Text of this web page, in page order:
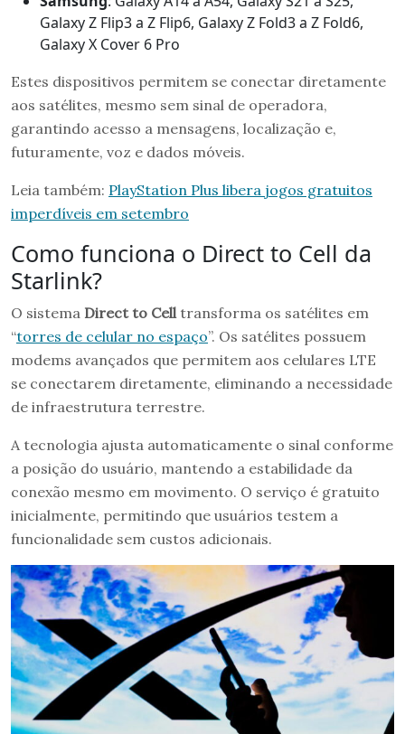
Galaxy Z Flip3 a Z Flip6, Galaxy Z Fold3 a Z Fold6,
Galaxy X Cover 6 Pro
Estes dispositivos permitem se conectar diretamente
aos satélites, mesmo sem sinal de operadora,
garantindo acesso a mensagens, localização e,
futuramente, voz e dados móveis.
Leia também: PlayStation Plus libera jogos gratuitos
imperdíveis em setembro
Como funciona o Direct to Cell da
Starlink?
O sistema Direct to Cell transforma os satélites em
“torres de celular no espaço”. Os satélites possuem
modems avançados que permitem aos celulares LTE
se conectarem diretamente, eliminando a necessidade
de infraestrutura terrestre.
A tecnologia ajusta automaticamente o sinal conforme
a posição do usuário, mantendo a estabilidade da
conexão mesmo em movimento. O serviço é gratuito
inicialmente, permitindo que usuários testem a
funcionalidade sem custos adicionais.